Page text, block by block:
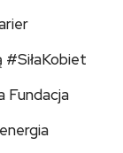
Fundacja